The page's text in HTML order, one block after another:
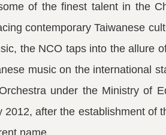
of the finest talent in the
contemporary Taiwanese
the NCO taps into the allure
music on the international
under the Ministry of
after the establishment of
name.